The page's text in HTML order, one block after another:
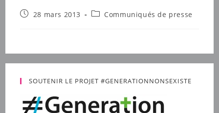
Publication
28 mars 2013
PostCommuniqués de presse
SOUTENIR LE PROJET #GENERATIONNONSEXISTE